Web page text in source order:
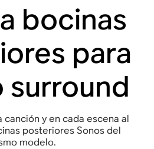
bocinas
para
surround
y en cada escena al
posteriores Sonos del
modelo.